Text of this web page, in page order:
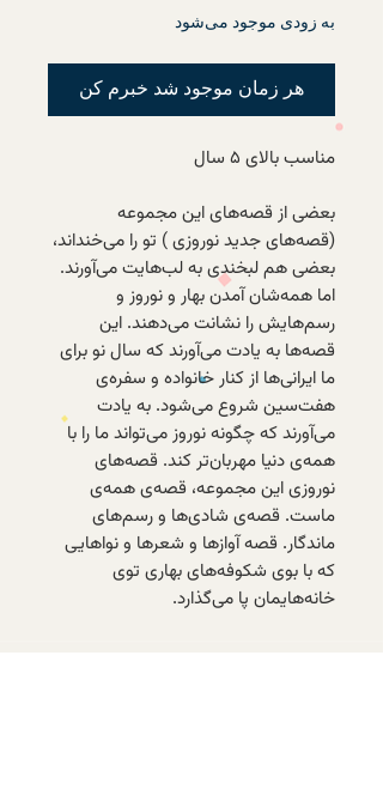
به زودی موجود می‌شود
هر زمان موجود شد خبرم کن
مناسب بالای ۵ سال
بعضی از قصه‌های این مجموعه‌
(قصه‌های جدید نوروزی ) تو را می‌خنداند،
بعضی هم لبخندی به لب‌هایت می‌آورند.
اما همه‌شان آمدن بهار و نوروز و
رسم‌هایش را نشانت می‌دهند. این
قصه‌ها به یادت می‌آورند که سال نو برای
ما ایرانی‌ها از کنار خانواده و سفره‌ی
هفت‌سین شروع می‌شود. به یادت
می‌آورند که چگونه نوروز می‌تواند ما را با
همه‌ی دنیا مهربان‌تر کند. قصه‌های
نوروزی این مجموعه، قصه‌ی همه‌ی
ماست. قصه‌ی شادی‌ها و رسم‌های
ماندگار. قصه آوازها و شعرها و نواهایی
که با بوی شکوفه‌های بهاری توی
خانه‌هایمان پا می‌گذارد.